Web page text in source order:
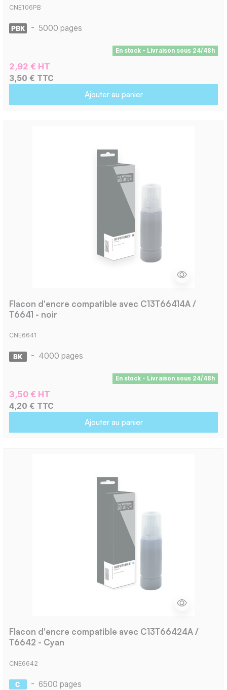
CNE106PB
- 5000 pages
En stock - Livraison sous 24/48h
2,92 € HT
3,50 € TTC
Ajouter au panier
Flacon d'encre compatible avec C13T66414A /
T6641 - noir
CNE6641
- 4000 pages
En stock - Livraison sous 24/48h
3,50 € HT
4,20 € TTC
Ajouter au panier
Flacon d'encre compatible avec C13T66424A /
T6642 - Cyan
CNE6642
- 6500 pages